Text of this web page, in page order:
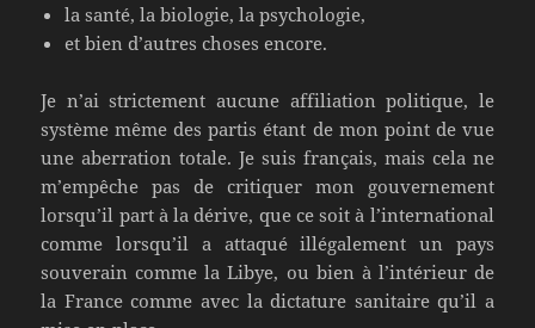
la santé, la biologie, la psychologie,
et bien d’autres choses encore.
Je n’ai strictement aucune affiliation politique, le
système même des partis étant de mon point de vue
une aberration totale. Je suis français, mais cela ne
m’empêche pas de critiquer mon gouvernement
lorsqu’il part à la dérive, que ce soit à l’international
comme lorsqu’il a attaqué illégalement un pays
souverain comme la Libye, ou bien à l’intérieur de
la France comme avec la dictature sanitaire qu’il a